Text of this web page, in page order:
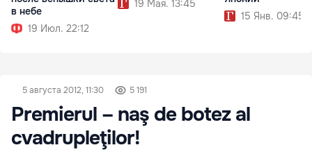
в небе
19 Июл. 22:12
19 Мая. 13:45
15 Янв. 09:45
5 августа 2012, 11:30 5 191
Premierul – naş de botez al
cvadrupleţilor!